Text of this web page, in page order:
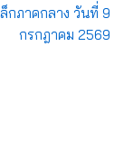
กภาคกลาง วันที่ 9
กรกฎาคม 2569